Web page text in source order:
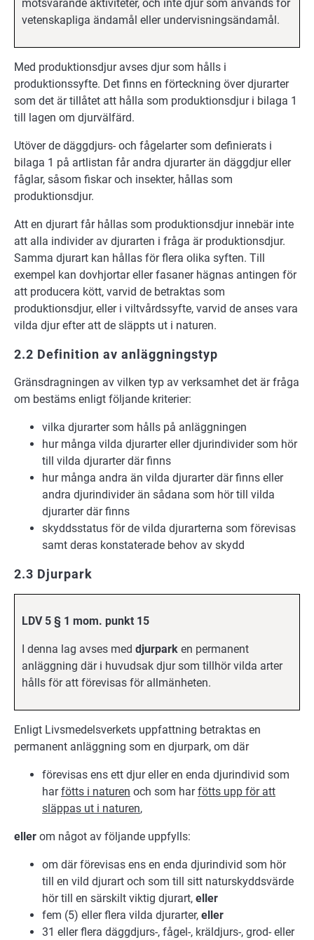
motsvarande aktiviteter, och inte djur som används för
vetenskapliga ändamål eller undervisningsändamål.
Med produktionsdjur avses djur som hålls i
produktionssyfte. Det finns en förteckning över djurarter
som det är tillåtet att hålla som produktionsdjur i bilaga 1
till lagen om djurvälfärd.
Utöver de däggdjurs- och fågelarter som definierats i
bilaga 1 på artlistan får andra djurarter än däggdjur eller
fåglar, såsom fiskar och insekter, hållas som
produktionsdjur.
Att en djurart får hållas som produktionsdjur innebär inte
att alla individer av djurarten i fråga är produktionsdjur.
Samma djurart kan hållas för flera olika syften. Till
exempel kan dovhjortar eller fasaner hägnas antingen för
att producera kött, varvid de betraktas som
produktionsdjur, eller i viltvårdssyfte, varvid de anses vara
vilda djur efter att de släppts ut i naturen.
2.2 Definition av anläggningstyp
Gränsdragningen av vilken typ av verksamhet det är fråga
om bestäms enligt följande kriterier:
vilka djurarter som hålls på anläggningen
hur många vilda djurarter eller djurindivider som hör
till vilda djurarter där finns
hur många andra än vilda djurarter där finns eller
andra djurindivider än sådana som hör till vilda
djurarter där finns
skyddsstatus för de vilda djurarterna som förevisas
samt deras konstaterade behov av skydd
2.3 Djurpark
LDV 5 § 1 mom. punkt 15
I denna lag avses med djurpark en permanent
anläggning där i huvudsak djur som tillhör vilda arter
hålls för att förevisas för allmänheten.
Enligt Livsmedelsverkets uppfattning betraktas en
permanent anläggning som en djurpark, om där
förevisas ens ett djur eller en enda djurindivid som
harfötts i naturen och som harfötts upp för att
släppas ut i naturen,
eller om något av följande uppfylls:
om där förevisas ens en enda djurindivid som hör
till en vild djurart och som till sitt naturskyddsvärde
hör till en särskilt viktig djurart, eller
fem (5) eller flera vilda djurarter, eller
31 eller flera däggdjurs-, fågel-, kräldjurs-, grod- eller